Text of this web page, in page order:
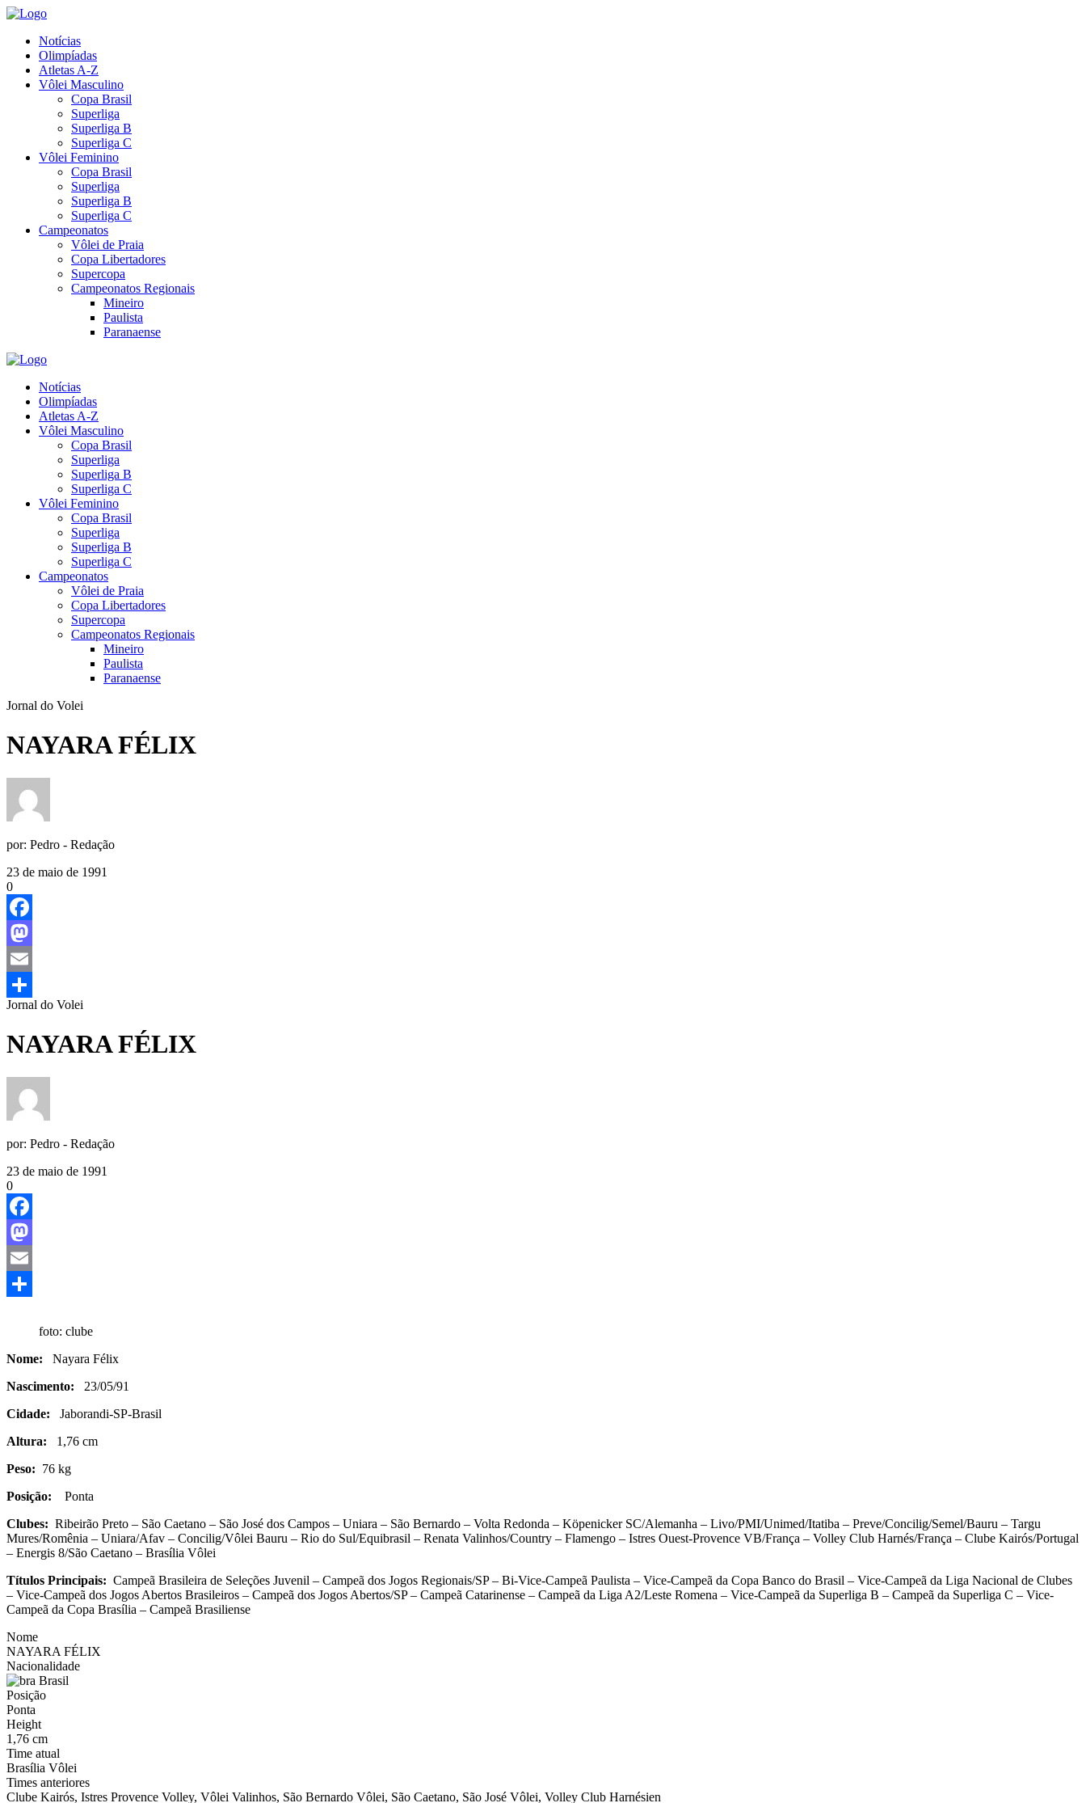
Notícias
Olimpíadas
Atletas A-Z
Vôlei Masculino
Copa Brasil
Superliga
Superliga B
Superliga C
Vôlei Feminino
Copa Brasil
Superliga
Superliga B
Superliga C
Campeonatos
Vôlei de Praia
Copa Libertadores
Supercopa
Campeonatos Regionais
Mineiro
Paulista
Paranaense
Notícias
Olimpíadas
Atletas A-Z
Vôlei Masculino
Copa Brasil
Superliga
Superliga B
Superliga C
Vôlei Feminino
Copa Brasil
Superliga
Superliga B
Superliga C
Campeonatos
Vôlei de Praia
Copa Libertadores
Supercopa
Campeonatos Regionais
Mineiro
Paulista
Paranaense
Jornal do Volei
NAYARA FÉLIX
por: Pedro - Redação
23 de maio de 1991
0
Facebook
Mastodon
Email
Share
Jornal do Volei
NAYARA FÉLIX
por: Pedro - Redação
23 de maio de 1991
0
Facebook
Mastodon
Email
foto: clube
Nome: Nayara Félix
Nascimento: 23/05/91
Cidade: Jaborandi-SP-Brasil
Altura: 1,76 cm
Peso: 76 kg
Posição: Ponta
Clubes: Ribeirão Preto – São Caetano – São José dos Campos – Uniara – São Bernardo – Volta Redonda – Köpenicker SC/Alemanha – Livo/PMI/Unimed/Itatiba – Preve/Concilig/Semel/Bauru – Targu
Mures/Romênia – Uniara/Afav – Concilig/Vôlei Bauru – Rio do Sul/Equibrasil – Renata Valinhos/Country – Flamengo – Istres Ouest-Provence VB/França – Volley Club Harnés/França – Clube Kairós/Portugal
– Energis 8/São Caetano – Brasília Vôlei
Títulos Principais: Campeã Brasileira de Seleções Juvenil – Campeã dos Jogos Regionais/SP – Bi-Vice-Campeã Paulista – Vice-Campeã da Copa Banco do Brasil – Vice-Campeã da Liga Nacional de Clubes
– Vice-Campeã dos Jogos Abertos Brasileiros – Campeã dos Jogos Abertos/SP – Campeã Catarinense – Campeã da Liga A2/Leste Romena – Vice-Campeã da Superliga B – Campeã da Superliga C – Vice-
Campeã da Copa Brasília – Campeã Brasiliense
Nome
NAYARA FÉLIX
Nacionalidade
Brasil
Posição
Ponta
Height
1,76 cm
Time atual
Brasília Vôlei
Times anteriores
Clube Kairós, Istres Provence Volley, Vôlei Valinhos, São Bernardo Vôlei, São Caetano, São José Vôlei, Volley Club Harnésien